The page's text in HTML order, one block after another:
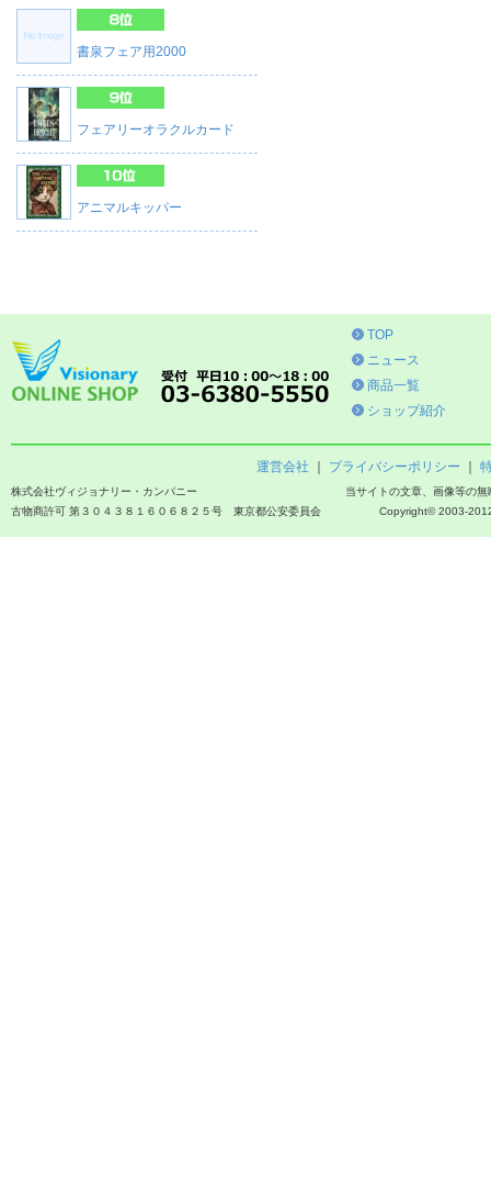
書泉フェア用2000
フェアリーオラクルカード
アニマルキッパー
TOP
ニュース
商品一覧
ショップ紹介
運営会社 プライバシーポリシー
当サイトの文章、画像等の
Copyright© 2003-
株式会社ヴィジョナリー・カンパニー
古物商許可 第３０４３８１６０６８２５号 東京都公安委員会